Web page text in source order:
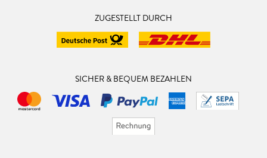
ZUGESTELLT DURCH
SICHER & BEQUEM BEZAHLEN